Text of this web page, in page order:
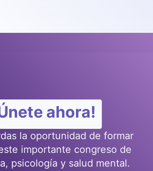
ahora!
la oportunidad de formar
importante congreso de
psicología y salud mental.